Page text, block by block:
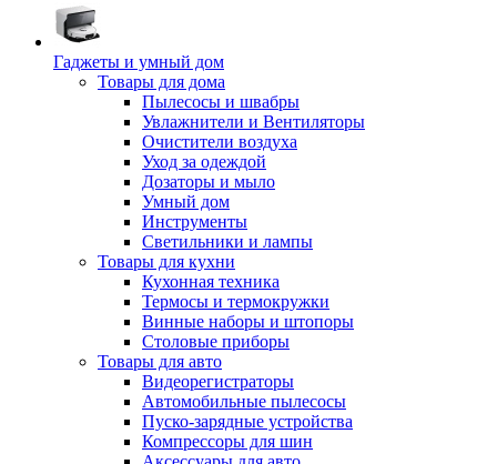
Гаджеты и умный дом
Товары для дома
Пылесосы и швабры
Увлажнители и Вентиляторы
Очистители воздуха
Уход за одеждой
Дозаторы и мыло
Умный дом
Инструменты
Светильники и лампы
Товары для кухни
Кухонная техника
Термосы и термокружки
Винные наборы и штопоры
Столовые приборы
Товары для авто
Видеорегистраторы
Автомобильные пылесосы
Пуско-зарядные устройства
Компрессоры для шин